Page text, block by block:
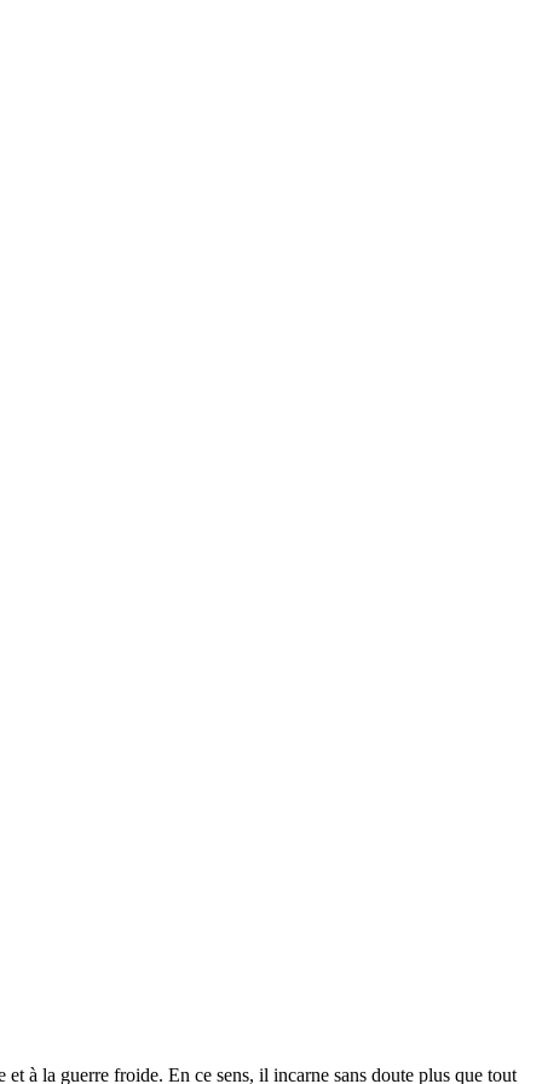
à la guerre froide. En ce sens, il incarne sans doute plus que tout